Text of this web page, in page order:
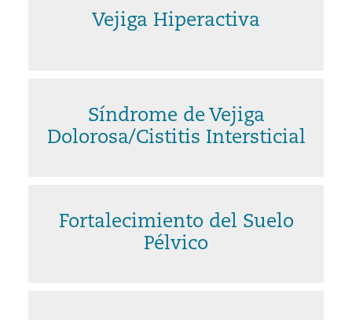
Vejiga Hiperactiva
Síndrome de Vejiga
Dolorosa/Cistitis Intersticial
Fortalecimiento del Suelo
Pélvico